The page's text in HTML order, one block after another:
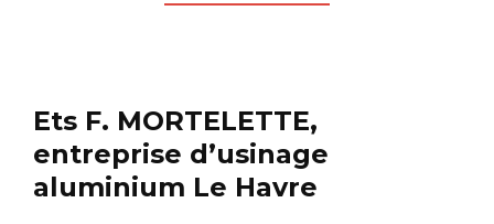
Ets F. MORTELETTE,
entreprise d’usinage
aluminium Le Havre